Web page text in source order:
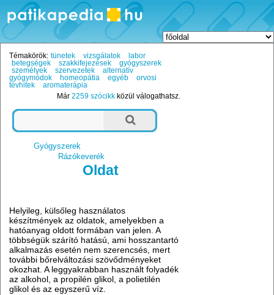
Témakörök: tünetek vizsgálatok
labor
betegségek
szakkifejezések
gyógyszerek
személyek
szervezetek
alternatív
gyógymódok
homeopátia egyéb
orvosi
tévhitek
aromaterápia
Már2259 szócikk közül válogathatsz.
Gyógyszerek
Rázókeverék
Oldat
Helyileg, külsőleg használatos
készítmények az oldatok, amelyekben a
hatóanyag oldott formában van jelen. A
többségük szárító hatású, ami hosszantartó
alkalmazás esetén nem szerencsés, mert
további bőrelváltozási szövődményeket
okozhat. A leggyakrabban használt folyadék
az alkohol, a propilén glikol, a polietilén
glikol és az egyszerű víz.